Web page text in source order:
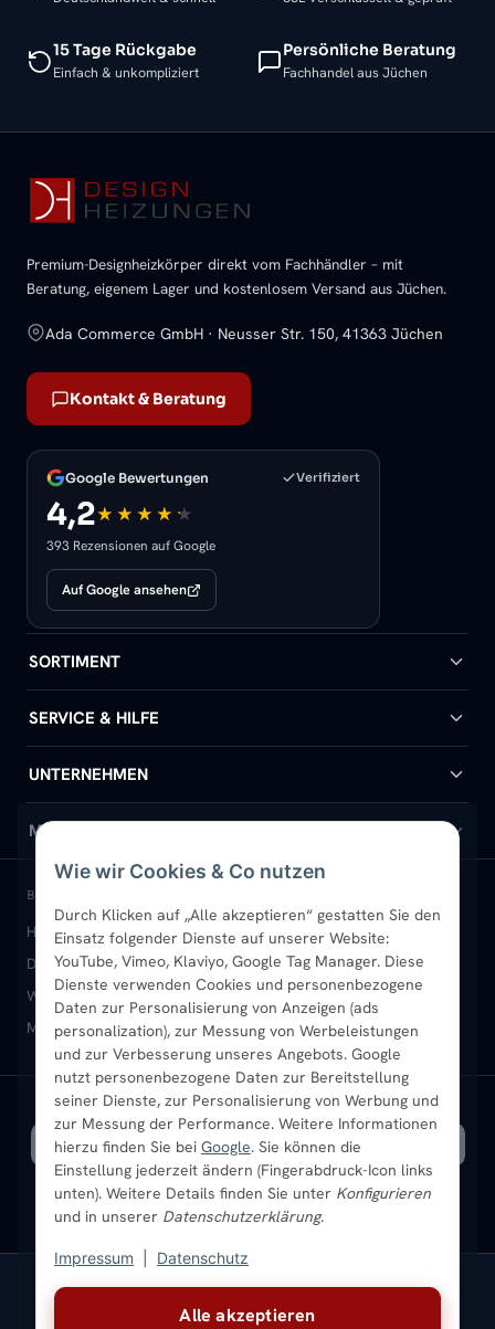
Alle akzeptieren
Wie wir Cookies & Co nutzen
Durch Klicken auf „Alle akzeptieren“ gestatten Sie den
Einsatz folgender Dienste auf unserer Website:
YouTube, Vimeo, Klaviyo, Google Tag Manager. Diese
Dienste verwenden Cookies und personenbezogene
Daten zur Personalisierung von Anzeigen (ads
personalization), zur Messung von Werbeleistungen
und zur Verbesserung unseres Angebots. Google
nutzt personenbezogene Daten zur Bereitstellung
seiner Dienste, zur Personalisierung von Werbung und
zur Messung der Performance. Weitere Informationen
hierzu finden Sie bei Google. Sie können die
Einstellung jederzeit ändern (Fingerabdruck-Icon links
unten). Weitere Details finden Sie unter Konfigurieren
und in unserer Datenschutzerklärung.
Impressum Datenschutz
15 Tage Rückgabe
Einfach & unkompliziert
Persönliche Beratung
Fachhandel aus Jüchen
Premium-Designheizkörper direkt vom Fachhändler – mit
Beratung, eigenem Lager und kostenlosem Versand aus Jüchen.
Ada Commerce GmbH · Neusser Str. 150, 41363 Jüchen
Kontakt & Beratung
Google Bewertungen Verifiziert
4,2
393 Rezensionen auf Google
Auf Google ansehen
SORTIMENT
Badheizkörper
Handtuchheizkörper
Design-Heizkörper
Paneelheizkörper
Vertikal-Heizkörper
Heizkörper-Zubehör
SERVICE & HILFE
Hilfe & Kontakt
Versand & Lieferung
Rückgabe & Widerruf
Garantie & Gewährleistung
Montageservice vor Ort
Sendung verfolgen
UNTERNEHMEN
Wir über uns
Standort & Abholung Jüchen
B2B-Kunden
Karriere
Ratgeber
Bestpreisgarantie
MEIN KONTO
Anmelden / Mein Konto
Merkliste
Newsletter
Aktuelle Angebote
BELIEBTE KATEGORIEN
Heizkörper kaufenBadheizkörperHandtuchheizkörper
Design-HeizkörperPaneelheizkörperVertikal-Heizkörper
Wandheizkörper Wohnraum-Heizkörper Badheizkörper Schwarz
Mischbetrieb-HeizkörperHeizkörper-ZubehörAktuelle Angebote
VERSAND MIT